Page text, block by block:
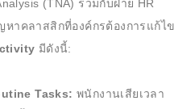
(TNA) ร่วมกับฝ่าย HR
าคลาสสิกที่องค์กรต้องการแก้ไข
มีดังนี้:
Tasks: พนักงานเสียเวลา